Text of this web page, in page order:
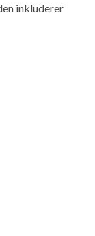
inkluderer